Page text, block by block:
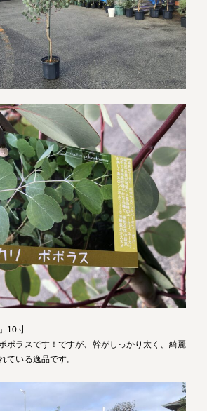
10寸
ポラスです！ですが、幹がしっかり太く、綺麗
ている逸品です。